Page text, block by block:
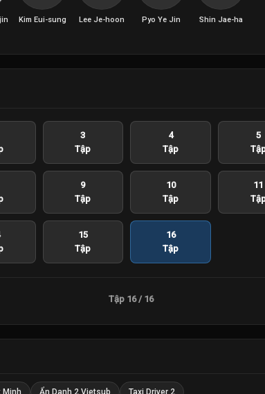
Kim Eui-sung Lee Je-hoon Pyo Ye Jin Shin Jae-ha
3
Tập
4
Tập
5
9
Tập
10
Tập
11
15
Tập
16
Tập
Tập 16 / 16